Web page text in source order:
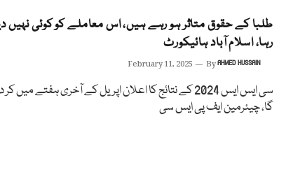
طلبا کے حقوق متاثر ہو رہے ہیں، اس معاملے کو کوئی نہیں
رہا، اسلام آباد ہائیکورٹ
February 11, 2025 ByAHMED HUSSAIN
سی ایس ایس 2024 کے نتائج کا اعلان اپریل کے آخری ہفتے میں
گا، چیئرمین ایف پی ایس سی